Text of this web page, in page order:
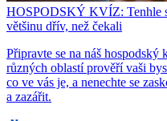
HOSPODSKÝ KVÍZ: Tenhle
většinu dřív, než čekali
Připravte se na náš
různých oblastí prověří vaši
co ve vás je, a nenechte se
a zazářit.